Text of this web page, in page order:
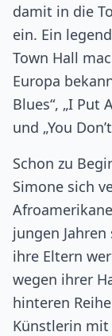
damit in die
ein. Ein
Town Hall
Europa
Blues“, „I Put
und „You
Schon zu
Simone sich
jungen
ihre Eltern
wegen ihrer
hinteren
Künstlerin